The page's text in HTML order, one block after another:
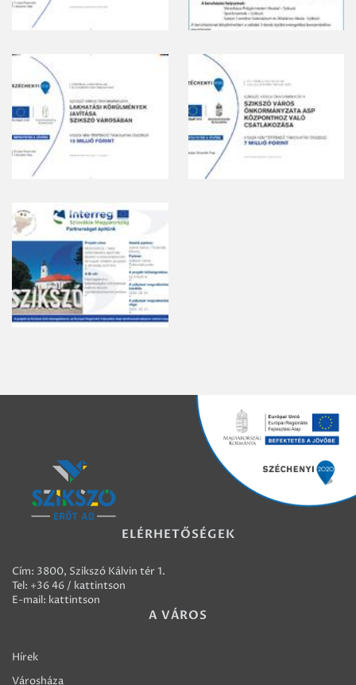
ELÉRHETŐSÉGEK
Cím: 3800, Szikszó Kálvin tér 1.
Tel: +36 46 / kattintson
E-mail: kattintson
A VÁROS
Hírek
Városháza